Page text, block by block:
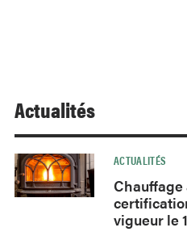
Actualités
ACTUALITÉS
Chauffage
vigueur le